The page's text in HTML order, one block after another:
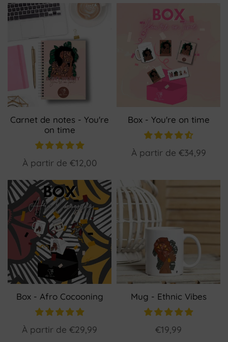
Carnet de notes - You're
on time
À partir de €12,00
Box - You're on time
À partir de €34,99
Box - Afro Cocooning
À partir de €29,99
Mug - Ethnic Vibes
€19,99